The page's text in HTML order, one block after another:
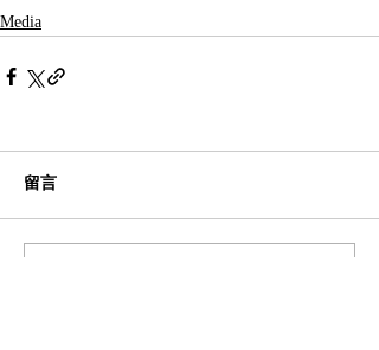
Media
留言